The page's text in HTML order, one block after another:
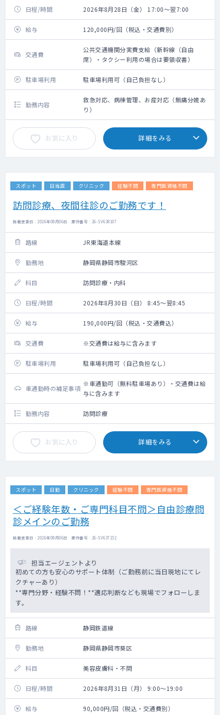
日程/時間 2026年8月28日（金） 17:00～翌7:00
給与 120,000円/回（税込・交通費別）
交通費
公共交通機関分実費支給（新幹線（自由
席）・タクシー利用の場合は要領収書）
駐車場利用 駐車場利用可（自己負担なし）
勤務内容
救急対応、病棟管理、お産対応（無痛分娩あ
り）
お気に入り 詳細をみる
スポット 日当直 クリニック 経験不問 専門医資格不問
訪問診療、夜間往診のご勤務です！
掲載更新日 : 2026年08月06日 案件番号 : 26-SV638107
路線 JR東海道本線
勤務地 静岡県静岡市駿河区
科目 訪問診療・内科
日程/時間 2026年8月30日（日） 8:45～翌8:45
給与 190,000円/回（税込・交通費込）
交通費 ※交通費は給与に含みます
駐車場利用 駐車場利用可（自己負担なし）
車通勤時の補足事項
※車通勤可（無料駐車場あり）・交通費は給
与に含みます
勤務内容 訪問診療
お気に入り 詳細をみる
スポット 日勤 クリニック 経験不問 専門医資格不問
＜ご経験年数・ご専門科目不問＞自由診療問
診メインのご勤務
掲載更新日 : 2026年08月06日 案件番号 : 26-SV637152
担当エージェントより
初めての方も安心のサポート体制（ご勤務前に当日現地にてレ
クチャーあり）
**専門分野・経験不問！**適応判断なども現場でフォローしま
す。
路線 静岡鉄道線
勤務地 静岡県静岡市葵区
科目 美容皮膚科・不問
日程/時間 2026年8月31日（月） 9:00～19:00
給与 90,000円/回（税込・交通費別）